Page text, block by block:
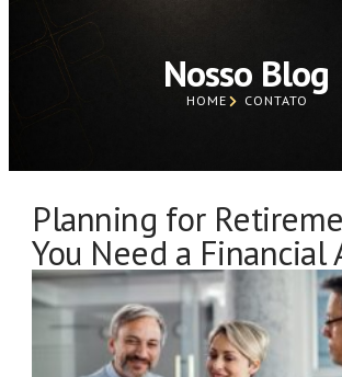
Nosso Blog
HOME CONTATO
Planning for
You Need a Financial